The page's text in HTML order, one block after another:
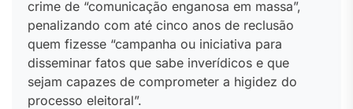
crime de “comunicação enganosa em massa”,
penalizando com até cinco anos de reclusão
quem fizesse “campanha ou iniciativa para
disseminar fatos que sabe inverídicos e que
sejam capazes de comprometer a higidez do
processo eleitoral”.